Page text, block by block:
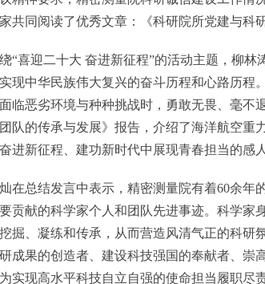
共同阅读了优秀文章：《科研院所党建与科
迎二十大 奋进新征程”的活动主题，柳林
现中华民族伟大复兴的奋斗历程和心路历程
临恶劣环境与种种挑战时，勇敢无畏、毫不
队的传承与发展》报告，介绍了海洋航空重
进新征程、建功新时代中展现青春担当的感
总结发言中表示，精密测量院有着60余年
贡献的科学家个人和团队先进事迹。科学家
掘、凝练和传承，从而营造风清气正的科研
成果的创造者、建设科技强国的奉献者、崇
实现高水平科技自立自强的使命担当履职尽